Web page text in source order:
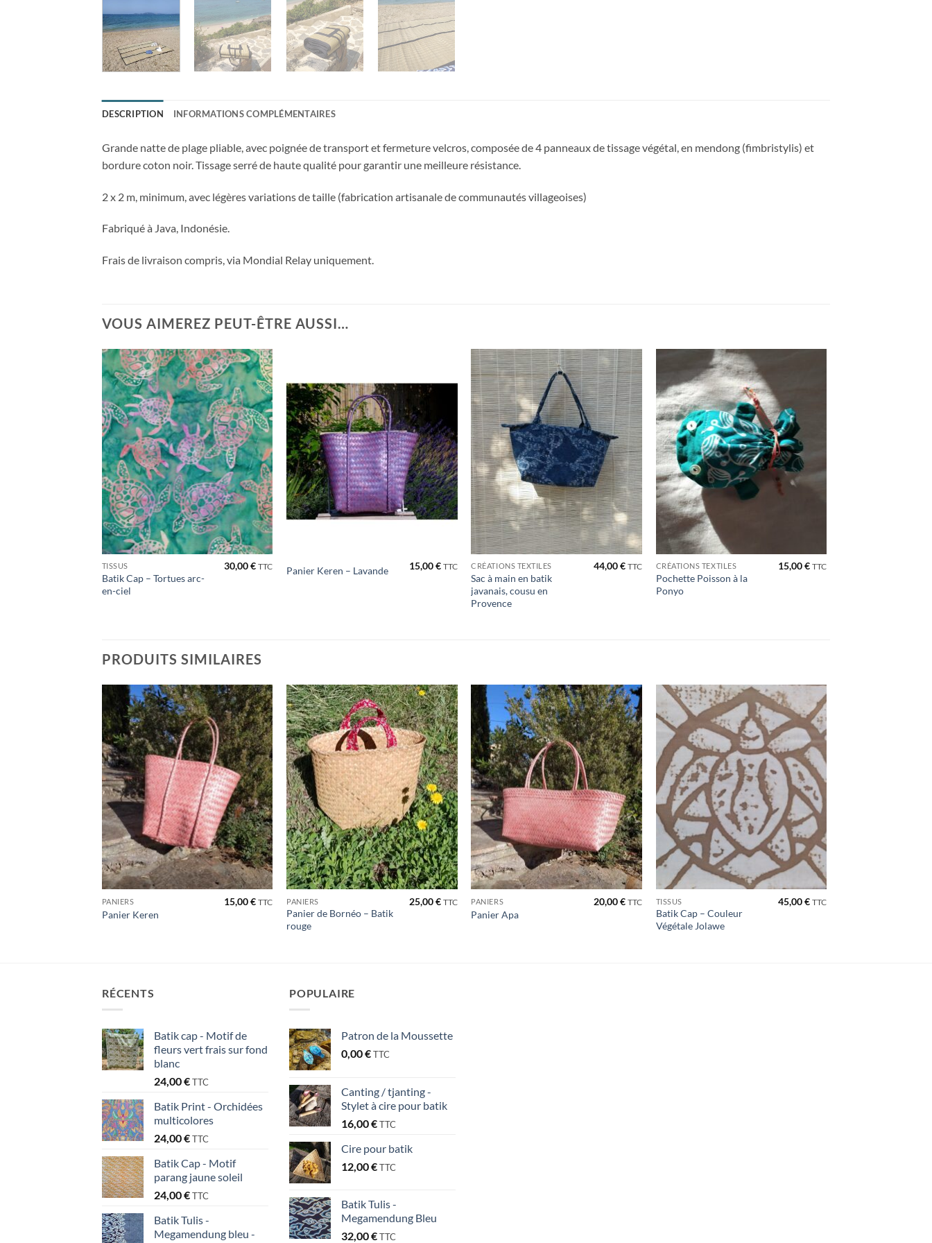
DESCRIPTION INFORMATIONS COMPLÉMENTAIRES
Grande natte de plage pliable, avec poignée de transport et fermeture velcros, composée de 4 panneaux de tissage végétal, en mendong (fimbristylis) et
bordure coton noir. Tissage serré de haute qualité pour garantir une meilleure résistance.
2 x 2 m, minimum, avec légères variations de taille (fabrication artisanale de communautés villageoises)
Fabriqué à Java, Indonésie.
Frais de livraison compris, via Mondial Relay uniquement.
VOUS AIMEREZ PEUT-ÊTRE AUSSI…
Ajouter
à la liste
de
souhaits
TISSUS
Batik Cap – Tortues arc-
en-ciel
30,00€ TTC Panier Keren – Lavande 15,00€ TTC
Ajouter
à la liste
de
souhaits
CRÉATIONS TEXTILES
Sac à main en batik
javanais, cousu en
Provence
44,00€ TTC
souhaits
CRÉATIONS TEXTILES
Pochette Poisson à la
Ponyo
15,00€ TTC
PRODUITS SIMILAIRES
Ajouter
à la liste
de
souhaits
PANIERS
Panier Keren
15,00€ TTC
Ajouter
à la liste
de
souhaits
PANIERS
Panier de Bornéo – Batik
rouge
25,00€ TTC
Ajouter
à la liste
de
souhaits
PANIERS
Panier Apa
20,00€ TTC
Ajouter
à la liste
souhaits
TISSUS
Batik Cap – Couleur
Végétale Jolawe
45,00€ TTC
RÉCENTS
Batik cap - Motif de
fleurs vert frais sur fond
blanc
24,00€TTC
Batik Print - Orchidées
multicolores
24,00€TTC
Batik Cap - Motif
parang jaune soleil
24,00€TTC
Batik Tulis -
Megamendung bleu -
POPULAIRE
Patron de la Moussette
0,00€TTC
Canting / tjanting -
Stylet à cire pour batik
16,00€TTC
Cire pour batik
12,00€TTC
Batik Tulis -
Megamendung Bleu
32,00€TTC